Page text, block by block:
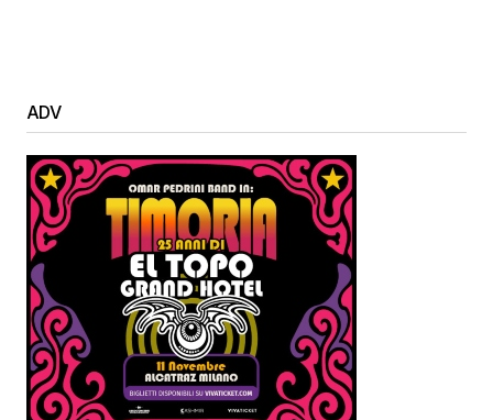
ADV